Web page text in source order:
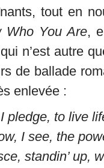
tout en
Who You Are,
n’est autre
de ballade
enlevée :
pledge, to live
I see, the
standin’ up,